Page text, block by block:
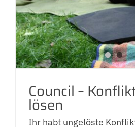
Council –
lösen
Ihr habt ungelöste